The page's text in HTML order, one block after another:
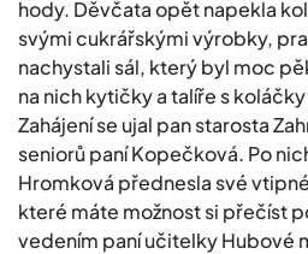
hody. Děvčata opět napekla
svými cukrářskými výrobky,
nachystali sál, který byl moc
na nich kytičky a talíře s koláčky
Zahájení se ujal pan starosta
seniorů paní Kopečková. Po
Hromková přednesla své
které máte možnost si přečíst
vedením paní učitelky Hubové